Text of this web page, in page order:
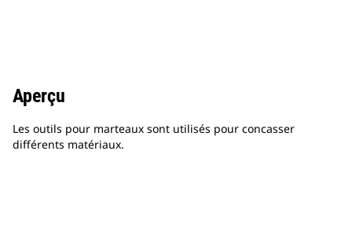
Aperçu
Les outils pour marteaux sont utilisés pour concasser
différents matériaux.